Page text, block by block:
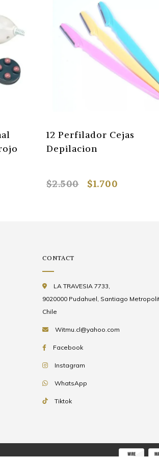
12 Perfilador Cejas
Depilacion
$2.500 $1.700
CONTACT
LA TRAVESIA 7733,
9020000 Pudahuel, Santiago
Chile
Witmu.cl@yahoo.com
Facebook
Instagram
WhatsApp
Tiktok